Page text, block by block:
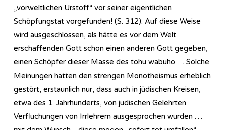
„vorweltlichen Urstoff“ vor seiner eigentlichen
Schöpfungstat vorgefunden! (S. 312). Auf diese Weise
wird ausgeschlossen, als hätte es vor dem Welt
erschaffenden Gott schon einen anderen Gott gegeben,
einen Schöpfer dieser Masse des tohu wabuho…. Solche
Meinungen hätten den strengen Monotheismus erheblich
gestört, erstaunlich nur, dass auch in jüdischen Kreisen,
etwa des 1. Jahrhunderts, von jüdischen Gelehrten
Verfluchungen von Irrlehrern ausgesprochen wurden …